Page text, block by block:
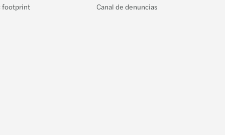
footprint
Canal de denuncias